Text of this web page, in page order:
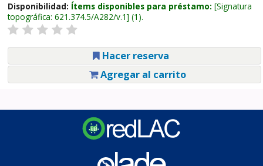
Disponibilidad: Ítems disponibles para préstamo: Signatura
topográfica: 621.374.5/A282/v.1 (1).
Hacer reserva
Agregar al carrito